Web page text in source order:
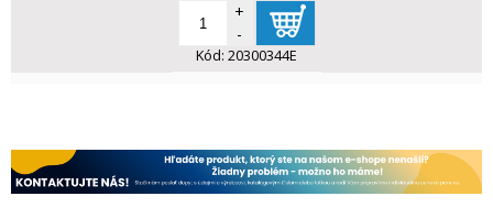
+
-
Kód: 20300344E